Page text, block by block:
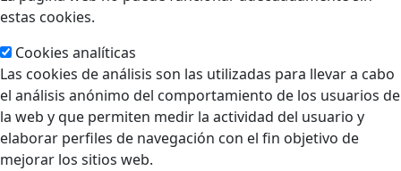
estas cookies.
Cookies analíticas
Las cookies de análisis son las utilizadas para llevar a cabo
el análisis anónimo del comportamiento de los usuarios de
la web y que permiten medir la actividad del usuario y
elaborar perfiles de navegación con el fin objetivo de
mejorar los sitios web.